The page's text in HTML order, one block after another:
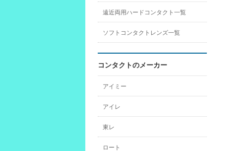
遠近両用ハードコンタクト一覧
ソフトコンタクトレンズ一覧
コンタクトのメーカー
アイミー
アイレ
東レ
ロート